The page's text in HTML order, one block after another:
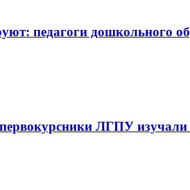
педагоги дошкольного
ЛГПУ